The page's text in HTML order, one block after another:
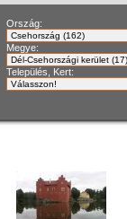
Ország:
Megye:
Település, Kert: